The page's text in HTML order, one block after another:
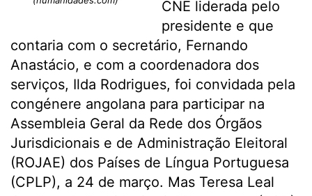
CNE liderada pelo
presidente e que
contaria com o secretário, Fernando
Anastácio, e com a coordenadora dos
serviços, Ilda Rodrigues, foi convidada pela
congénere angolana para participar na
Assembleia Geral da Rede dos Órgãos
Jurisdicionais e de Administração Eleitoral
(ROJAE) dos Países de Língua Portuguesa
(CPLP), a 24 de março. Mas Teresa Leal